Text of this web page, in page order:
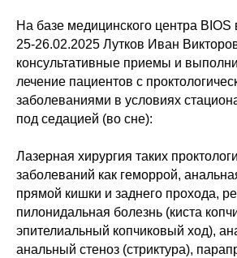
На базе медицинского центра BIOS
25-26.02.2025 Лутков Иван
консультативные приемы и
лечение пациентов с
заболеваниями в условиях
под седацией (во сне):
Лазерная хирургия таких
заболеваний как геморрой,
прямой кишки и заднего прохода,
пилонидальная болезнь (киста
эпителиальный копчиковый ход),
анальный стеноз (стриктура),